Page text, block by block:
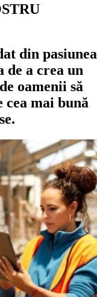
din pasiunea
a crea un
oamenii să
cea mai bună